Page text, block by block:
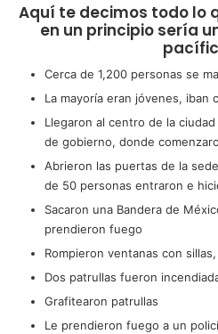
Aquí te decimos todo lo
en un principio sería
Cerca de 1,200 personas se
La mayoría eran jóvenes, iban
Llegaron al centro de la
de gobierno, donde
Abrieron las puertas de la
de 50 personas entraron e
Sacaron una Bandera de
prendieron fuego
Rompieron ventanas con
Dos patrullas fueron
Grafitearon patrullas
Le prendieron fuego a un